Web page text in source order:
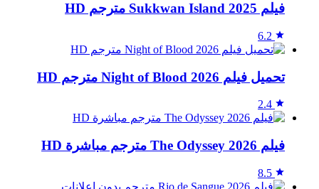
فيلم Sukkwan Island 2025 مترجم HD
6.2
تحميل فيلم Night of Blood 2026 مترجم HD
2.4
فيلم The Odyssey 2026 مترجم مباشرة HD
8.5